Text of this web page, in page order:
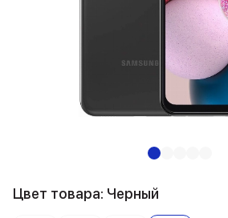
Цвет товара: Черный